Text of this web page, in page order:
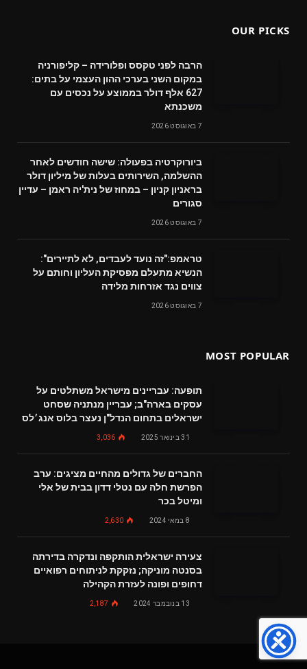
OUR PICKS
הרבה לפני טקסס ופלורידה – קליפורניה
במקום השני בערכי ההון העצמי על בתים:
627 אלף דולר בממוצע על נכסים עם
משכנתא
7 באוגוסט 2026
ביורוקרטיה בפעולה: שישה חודשים לאחר
ההשלמה, השירותים בעלות של מיליון דולר
בראניון קניון – במחוז של נית'יה ראמן – עדיין
סגורים
7 באוגוסט 2026
טראמפ:"זה נועד לעבדים, לא לתיירים":
הנשיא מתעלם מפסיקת העליון וחותם על
צווים נגד אזרחות מלידה
7 באוגוסט 2026
MOST POPULAR
תופעה: עבריינים מישראל משתלטים על
עסקים בארה"ב; עבריין מנתניה שסחט
ישראלים בתחום הנדל"ן נעצר בלוס אנג׳לס
31 בינואר 2025 3,036
החברים של גדולים מהחיים מציגים: ערב
הפרשת חלה עם נטלי דדון בבית של אלי
ומיטל בכר
8 במאי 2024 2,630
צעירה ישראלית הותקפה ונדקרה בדירתה
בסנטה מוניקה; נזקקת לניתוחים רפואיים
דחופים ופונה לעזרת הקהילה
13 בנובמבר 2024 2,187